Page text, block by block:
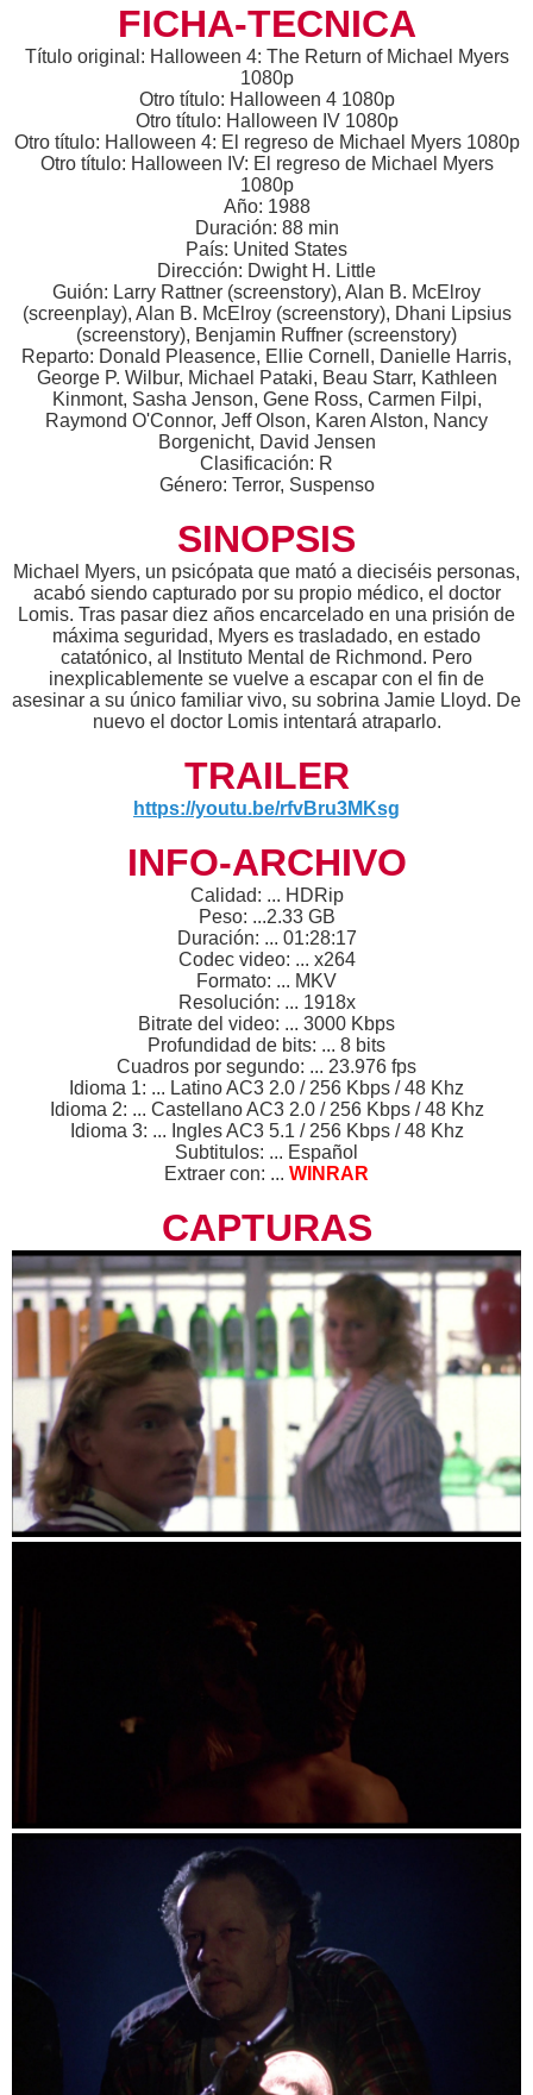
FICHA-TECNICA
Título original: Halloween 4: The Return of Michael Myers
1080p
Otro título: Halloween 4 1080p
Otro título: Halloween IV 1080p
Otro título: Halloween 4: El regreso de Michael Myers 1080p
Otro título: Halloween IV: El regreso de Michael Myers
1080p
Año: 1988
Duración: 88 min
País: United States
Dirección: Dwight H. Little
Guión: Larry Rattner (screenstory), Alan B. McElroy
(screenplay), Alan B. McElroy (screenstory), Dhani Lipsius
(screenstory), Benjamin Ruffner (screenstory)
Reparto: Donald Pleasence, Ellie Cornell, Danielle Harris,
George P. Wilbur, Michael Pataki, Beau Starr, Kathleen
Kinmont, Sasha Jenson, Gene Ross, Carmen Filpi,
Raymond O'Connor, Jeff Olson, Karen Alston, Nancy
Borgenicht, David Jensen
Clasificación: R
Género: Terror, Suspenso
SINOPSIS
Michael Myers, un psicópata que mató a dieciséis personas,
acabó siendo capturado por su propio médico, el doctor
Lomis. Tras pasar diez años encarcelado en una prisión de
máxima seguridad, Myers es trasladado, en estado
catatónico, al Instituto Mental de Richmond. Pero
inexplicablemente se vuelve a escapar con el fin de
asesinar a su único familiar vivo, su sobrina Jamie Lloyd. De
nuevo el doctor Lomis intentará atraparlo.
TRAILER
https://youtu.be/rfvBru3MKsg
INFO-ARCHIVO
Calidad: ... HDRip
Peso: ...2.33 GB
Duración: ... 01:28:17
Codec video: ... x264
Formato: ... MKV
Resolución: ... 1918x
Bitrate del video: ... 3000 Kbps
Profundidad de bits: ... 8 bits
Cuadros por segundo: ... 23.976 fps
Idioma 1: ... Latino AC3 2.0 / 256 Kbps / 48 Khz
Idioma 2: ... Castellano AC3 2.0 / 256 Kbps / 48 Khz
Idioma 3: ... Ingles AC3 5.1 / 256 Kbps / 48 Khz
Subtitulos: ... Español
Extraer con: ... WINRAR
CAPTURAS